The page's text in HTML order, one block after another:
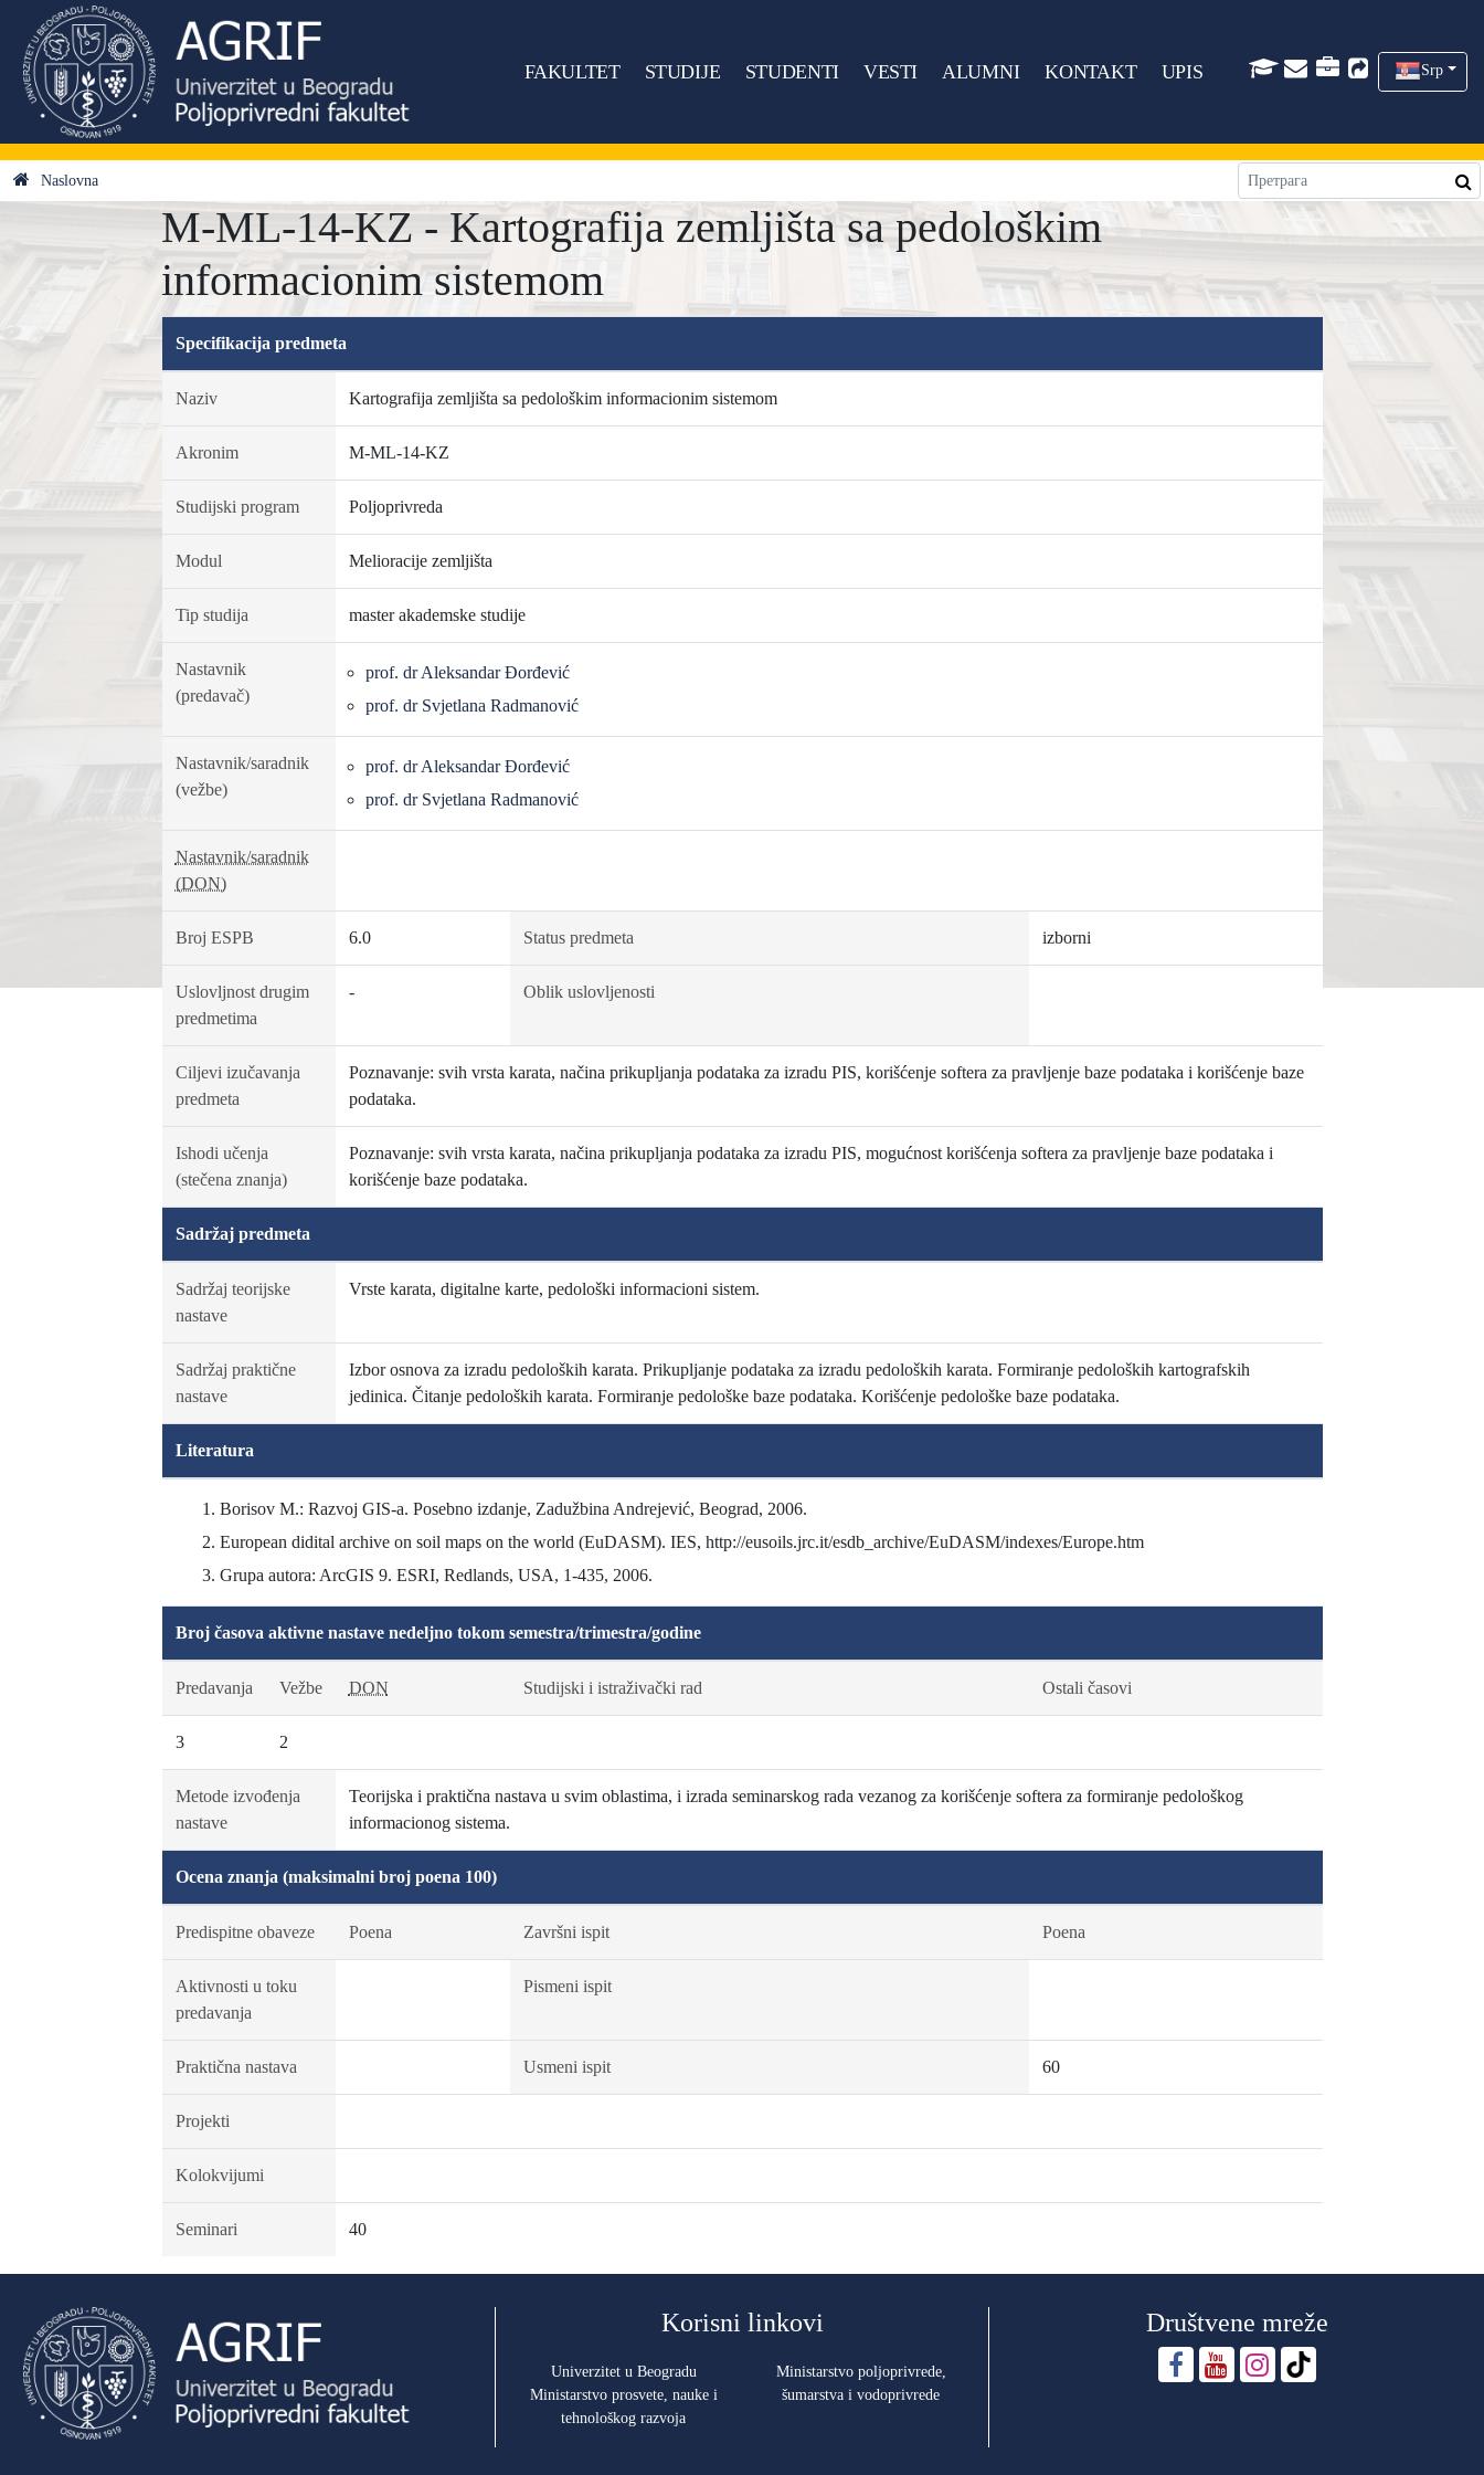
FAKULTET STUDIJE STUDENTI VESTI ALUMNI KONTAKT UPIS Srp
Naslovna
M-ML-14-KZ - Kartografija zemljišta sa pedološkim
informacionim sistemom
Specifikacija predmeta
Naziv Kartografija zemljišta sa pedološkim informacionim sistemom
Akronim M-ML-14-KZ
Studijski program Poljoprivreda
Modul Melioracije zemljišta
Tip studija master akademske studije
Nastavnik
(predavač)
prof. dr Aleksandar Đorđević
prof. dr Svjetlana Radmanović
Nastavnik/saradnik
(vežbe)
prof. dr Aleksandar Đorđević
prof. dr Svjetlana Radmanović
Nastavnik/saradnik
(DON)
Broj ESPB 6.0 Status predmeta izborni
Uslovljnost drugim
predmetima
- Oblik uslovljenosti
Ciljevi izučavanja
predmeta
Poznavanje: svih vrsta karata, načina prikupljanja podataka za izradu PIS, korišćenje softera za pravljenje baze podataka i korišćenje baze
podataka.
Ishodi učenja
(stečena znanja)
Poznavanje: svih vrsta karata, načina prikupljanja podataka za izradu PIS, mogućnost korišćenja softera za pravljenje baze podataka i
korišćenje baze podataka.
Sadržaj predmeta
Sadržaj teorijske
nastave
Vrste karata, digitalne karte, pedološki informacioni sistem.
Sadržaj praktične
nastave
Izbor osnova za izradu pedoloških karata. Prikupljanje podataka za izradu pedoloških karata. Formiranje pedoloških kartografskih
jedinica. Čitanje pedoloških karata. Formiranje pedološke baze podataka. Korišćenje pedološke baze podataka.
Literatura
Borisov M.: Razvoj GIS-a. Posebno izdanje, Zadužbina Andrejević, Beograd, 2006.
European didital archive on soil maps on the world (EuDASM). IES, http://eusoils.jrc.it/esdb_archive/EuDASM/indexes/Europe.htm
Grupa autora: ArcGIS 9. ESRI, Redlands, USA, 1-435, 2006.
Broj časova aktivne nastave nedeljno tokom semestra/trimestra/godine
Predavanja Vežbe DON Studijski i istraživački rad Ostali časovi
3 2
Metode izvođenja
nastave
Teorijska i praktična nastava u svim oblastima, i izrada seminarskog rada vezanog za korišćenje softera za formiranje pedološkog
informacionog sistema.
Ocena znanja (maksimalni broj poena 100)
Predispitne obaveze Poena Završni ispit Poena
Aktivnosti u toku
predavanja
Pismeni ispit
Praktična nastava Usmeni ispit 60
Projekti
Kolokvijumi
Seminari 40
Korisni linkovi
Univerzitet u Beogradu
Ministarstvo prosvete, nauke i
tehnološkog razvoja
Ministarstvo poljoprivrede,
šumarstva i vodoprivrede
Društvene mreže